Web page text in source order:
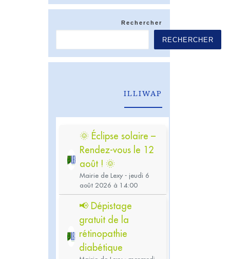
Rechercher
RECHERCHER
ILLIWAP